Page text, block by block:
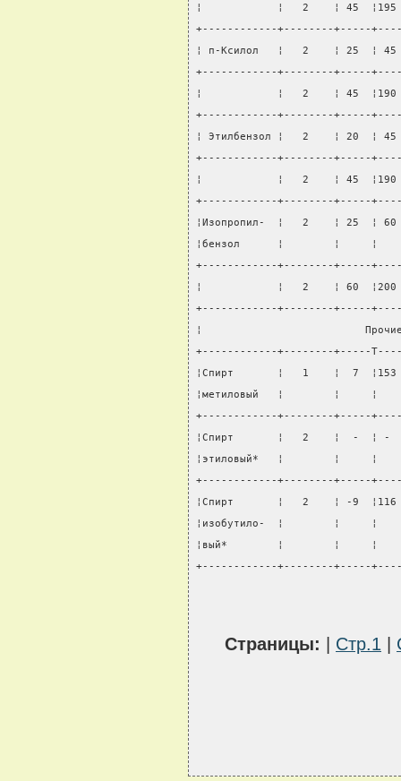
¦            ¦   2    ¦ 45  ¦195
+------------+--------+-----
¦ п-Ксилол   ¦   2    ¦ 25  ¦
+------------+--------+-----
¦            ¦   2    ¦ 45  ¦190
+------------+--------+-----
¦ Этилбензол ¦   2    ¦ 20  ¦
+------------+--------+-----
¦            ¦   2    ¦ 45  ¦190
+------------+--------+-----
¦Изопропил-  ¦   2    ¦ 25  ¦
¦бензол      ¦        ¦
+------------+--------+-----
¦            ¦   2    ¦ 60  ¦200
+------------+--------+-----
¦
+------------+--------+-----
¦Спирт       ¦   1    ¦  7
¦метиловый   ¦        ¦
+------------+--------+-----
¦Спирт       ¦   2    ¦  -  ¦ -
¦этиловый*   ¦        ¦
+------------+--------+-----
¦Спирт       ¦   2    ¦ -9
¦изобутило-  ¦        ¦
¦вый*        ¦        ¦     ¦
+------------+--------+-----
Страницы: Стр.1